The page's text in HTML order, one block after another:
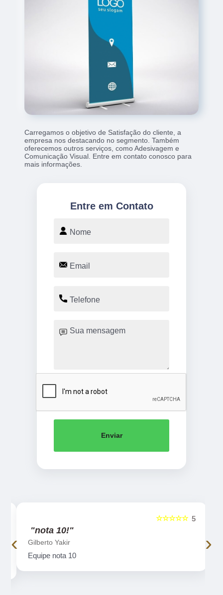
Carregamos o objetivo de Satisfação do cliente, a
empresa nos destacando no segmento. Também
oferecemos outros serviços, como Adesivagem e
Comunicação Visual. Entre em contato conosco para
mais informações.
Entre em Contato
Enviar
5
☆☆☆☆☆
"nota 10!"
Gilberto Yakir
Equipe nota 10
‹ ›